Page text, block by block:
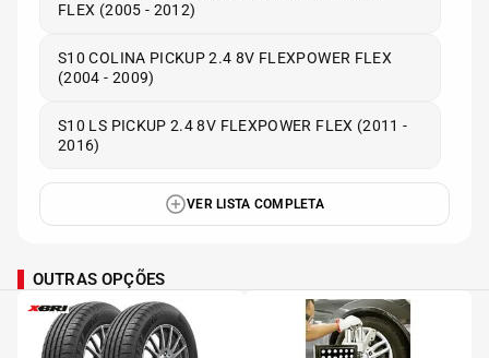
FLEX (2005 - 2012)
S10 COLINA PICKUP 2.4 8V FLEXPOWER FLEX
(2004 - 2009)
S10 LS PICKUP 2.4 8V FLEXPOWER FLEX (2011 -
2016)
VER LISTA COMPLETA
OUTRAS OPÇÕES